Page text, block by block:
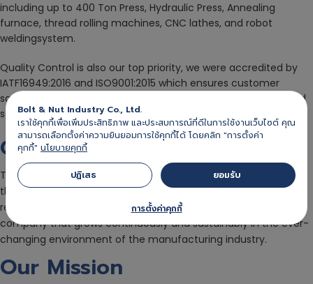
including up to 400 Ton Press, Hydraulic Press, Annealing
furnace, thread rolling machines, CNC lathes, and robot
weldingsystem.
Quality Control is also our top priority, we were accredited by
IATF16949:2016 and ISO9001:2015 which ensures customer
satisfaction and confidence in the quality of our products and
services.
Our Vision
To be a manufacturer and developer of metal forming parts
that remain in the hearts of our customers for their quality, to
respond to customer needs with dedication, and to be a
company that grows continuously and sustainably in the ever-
changing environment of the manufacturing industry.
Our Mission
Bolt & Nut Industry Co., Ltd.
เราใช้คุกกี้เพื่อเพิ่มประสิทธิภาพ และประสบการณ์ที่ดีในการใช้งานเว็บไซต์ คุณ
สามารถเลือกตั้งค่าความยินยอมการใช้คุกกี้ได้ โดยคลิก "การตั้งค่า
คุกกี้" นโยบายคุกกี้
ปฏิเสธ ยอมรับ
การตั้งค่าคุกกี้